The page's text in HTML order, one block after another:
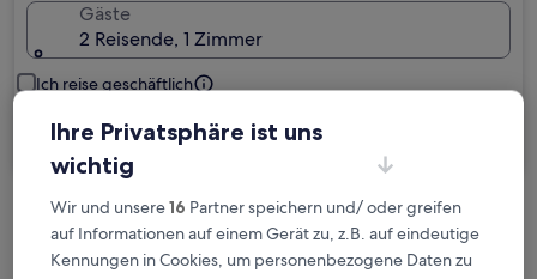
Gäste
2 Reisende, 1 Zimmer
Ich reise geschäftlich
Suchen
Kostenlose Stornierung bei
Planänderungen
Ihre Privatsphäre ist uns
wichtig
Wir und unsere16 Partner speichern und/ oder greifen
auf Informationen auf einem Gerät zu, z.B. auf eindeutige
Kennungen in Cookies, um personenbezogene Daten zu